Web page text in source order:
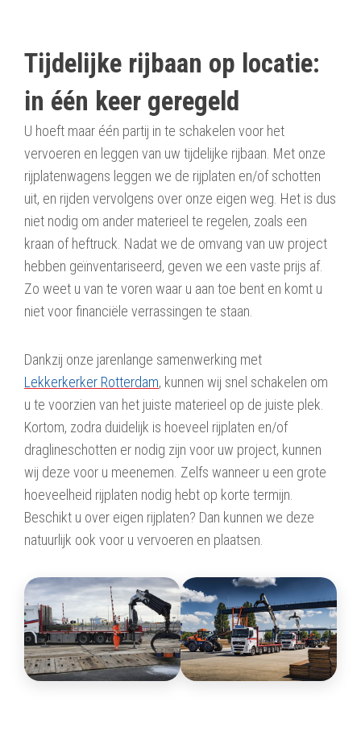
Tijdelijke rijbaan op locatie:
in één keer geregeld
U hoeft maar één partij in te schakelen voor het
vervoeren en leggen van uw tijdelijke rijbaan. Met onze
rijplatenwagens leggen we de rijplaten en/of schotten
uit, en rijden vervolgens over onze eigen weg. Het is dus
niet nodig om ander materieel te regelen, zoals een
kraan of heftruck. Nadat we de omvang van uw project
hebben geïnventariseerd, geven we een vaste prijs af.
Zo weet u van te voren waar u aan toe bent en komt u
niet voor financiële verrassingen te staan.
Dankzij onze jarenlange samenwerking met
Lekkerkerker Rotterdam, kunnen wij snel schakelen om
u te voorzien van het juiste materieel op de juiste plek.
Kortom, zodra duidelijk is hoeveel rijplaten en/of
draglineschotten er nodig zijn voor uw project, kunnen
wij deze voor u meenemen. Zelfs wanneer u een grote
hoeveelheid rijplaten nodig hebt op korte termijn.
Beschikt u over eigen rijplaten? Dan kunnen we deze
natuurlijk ook voor u vervoeren en plaatsen.